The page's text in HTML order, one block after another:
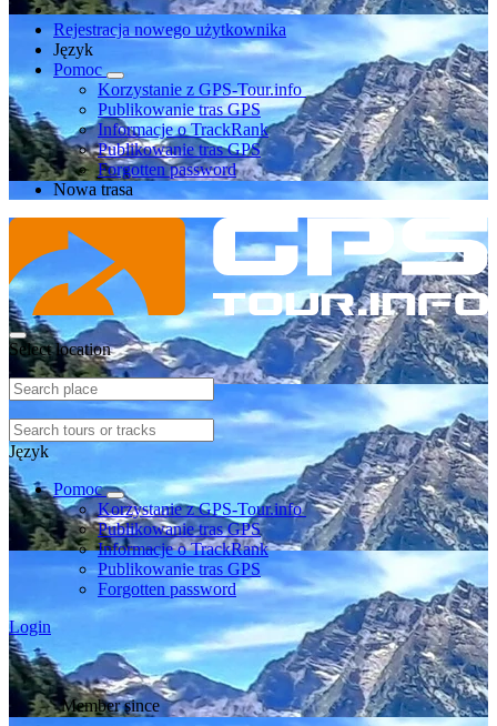
Rejestracja nowego użytkownika
Język
Pomoc
Korzystanie z GPS-Tour.info
Publikowanie tras GPS
Informacje o TrackRank
Publikowanie tras GPS
Forgotten password
Nowa trasa
Select location
Język
Pomoc
Korzystanie z GPS-Tour.info
Publikowanie tras GPS
Informacje o TrackRank
Publikowanie tras GPS
Forgotten password
Login
Member since